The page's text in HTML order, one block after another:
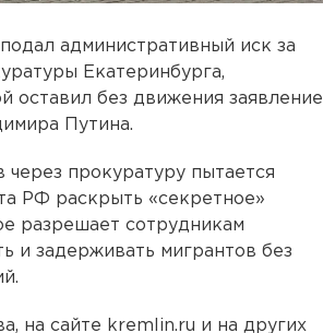
административный иск за
Екатеринбурга,
оставил без движения заявление
Путина.
прокуратуру пытается
РФ раскрыть «секретное»
разрешает сотрудникам
и задерживать мигрантов без
на сайте kremlin.ru и на других